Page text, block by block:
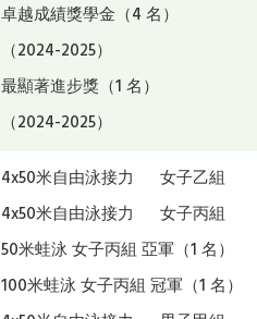
卓越成績獎學金（4 名）
（2024-2025）
最顯著進步獎（1 名）
（2024-2025）
4x50米自由泳接力 女子乙
4x50米自由泳接力 女子丙
50米蛙泳 女子丙組 亞軍（1 名
100米蛙泳 女子丙組 冠軍（1 名